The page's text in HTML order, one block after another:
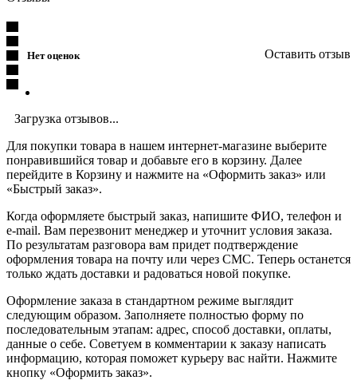
Нет оценок Оставить отзыв
Загрузка отзывов...
Для покупки товара в нашем интернет-магазине выберите
понравившийся товар и добавьте его в корзину. Далее
перейдите в Корзину и нажмите на «Оформить заказ» или
«Быстрый заказ».
Когда оформляете быстрый заказ, напишите ФИО, телефон и
e-mail. Вам перезвонит менеджер и уточнит условия заказа.
По результатам разговора вам придет подтверждение
оформления товара на почту или через СМС. Теперь останется
только ждать доставки и радоваться новой покупке.
Оформление заказа в стандартном режиме выглядит
следующим образом. Заполняете полностью форму по
последовательным этапам: адрес, способ доставки, оплаты,
данные о себе. Советуем в комментарии к заказу написать
информацию, которая поможет курьеру вас найти. Нажмите
кнопку «Оформить заказ».